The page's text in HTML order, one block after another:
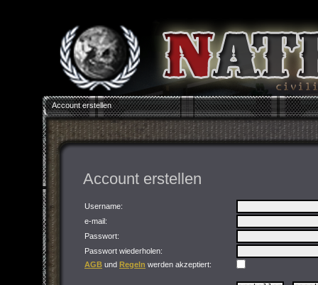
Account erstellen
Account erstellen
Username:
e-mail:
Passwort:
Passwort wiederholen:
AGB und Regeln werden akzeptiert: